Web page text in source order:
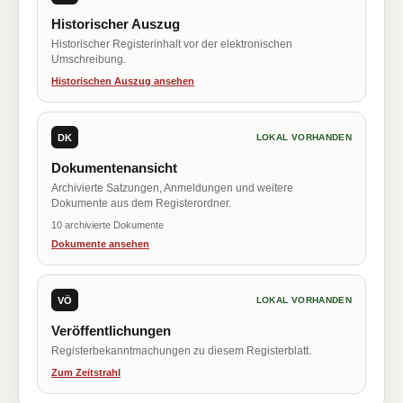
Historischer Auszug
Historischer Registerinhalt vor der elektronischen
Umschreibung.
Historischen Auszug ansehen
DK LOKAL VORHANDEN
Dokumentenansicht
Archivierte Satzungen, Anmeldungen und weitere
Dokumente aus dem Registerordner.
10 archivierte Dokumente
Dokumente ansehen
VÖ LOKAL VORHANDEN
Veröffentlichungen
Registerbekanntmachungen zu diesem Registerblatt.
Zum Zeitstrahl